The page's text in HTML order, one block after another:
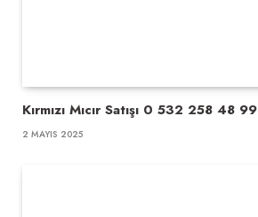
Kırmızı Mıcır Satışı 0 532 258 48 99
2 MAYIS 2025